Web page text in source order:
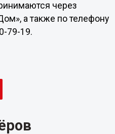
через
а также по телефону
79-19.